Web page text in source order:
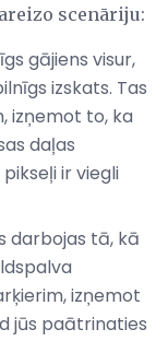
scenāriju:
gājiens visur,
izskats. Tas
izņemot to, ka
daļas
ir viegli
darbojas tā, kā
izņemot
jūs paātrinaties